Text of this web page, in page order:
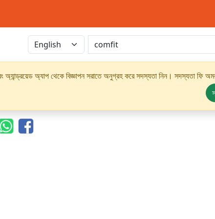
অ্যান্ড্রয়েড অ্যাপ থেকে বিজ্ঞাপন সরাতে অনুগ্রহ করে সদস্যতা নিন। সদস্যতা ফি